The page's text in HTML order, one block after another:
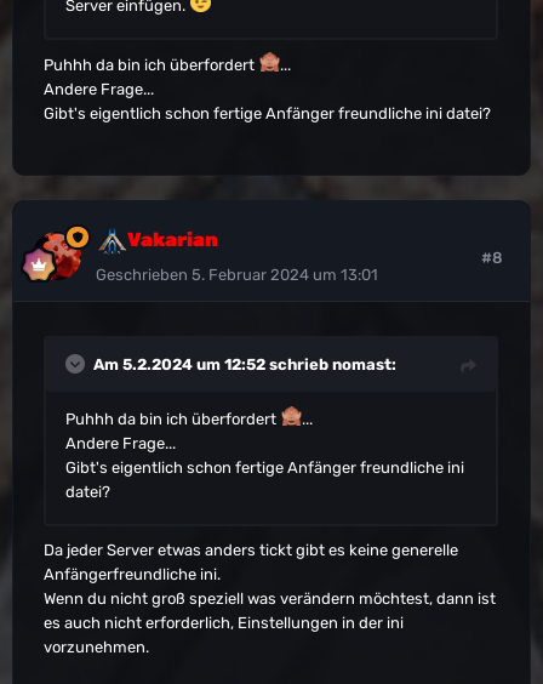
Server einfügen.
Puhhh da bin ich überfordert
...
Andere Frage...
Gibt's eigentlich schon fertige Anfänger freundliche ini datei?
Vakarian
Geschrieben 5. Februar 2024 um 13:01
#8
Am 5.2.2024 um 12:52 schrieb nomast:
Puhhh da bin ich überfordert
...
Andere Frage...
Gibt's eigentlich schon fertige Anfänger freundliche ini
datei?
Da jeder Server etwas anders tickt gibt es keine generelle
Anfängerfreundliche ini.
Wenn du nicht groß speziell was verändern möchtest, dann ist
es auch nicht erforderlich, Einstellungen in der ini
vorzunehmen.